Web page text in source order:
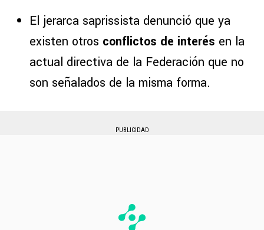
El jerarca saprissista denunció que ya
existen otros conflictos de interés en la
actual directiva de la Federación que no
son señalados de la misma forma.
PUBLICIDAD